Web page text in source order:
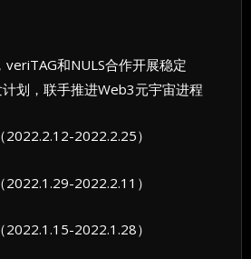
和NULS合作开展稳定
划，联手推进Web3元宇宙进程
2022.2.25）
2022.2.11）
2022.1.28）